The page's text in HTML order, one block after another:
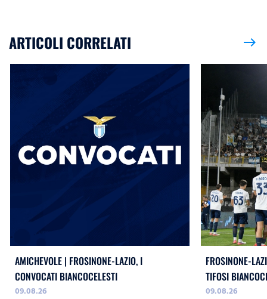
ARTICOLI CORRELATI east
AMICHEVOLE | FROSINONE-LAZIO, I
CONVOCATI BIANCOCELESTI
09.08.26
FROSINONE-
TIFOSI
09.08.26